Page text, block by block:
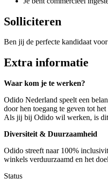
Solliciteren
Ben jij de perfecte kandidaat
Extra informatie
Waar kom je te werken?
Odido Nederland speelt een
door hen toegang te geven tot
Als jij bij Odido wil werken, is dit
Diversiteit & Duurzaamheid
Odido streeft naar 100%
winkels verduurzaamd en het
Status